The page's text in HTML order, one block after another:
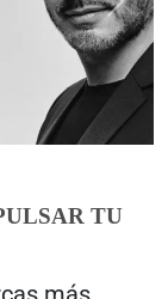
TU